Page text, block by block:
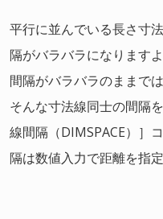
平行に並んでいる長さ寸
隔がバラバラになりますよ
間隔がバラバラのままで
そんな寸法線同士の間隔
線間隔（DIMSPACE）］
隔は数値入力で距離を指